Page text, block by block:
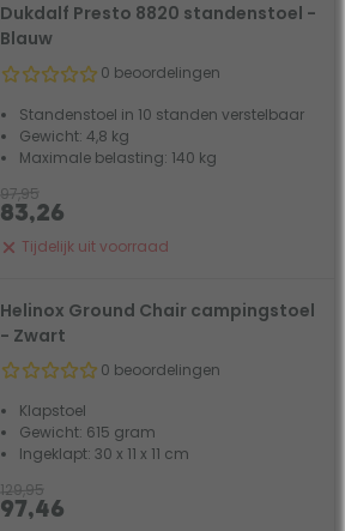
Dukdalf Presto 8820 standenstoel -
Blauw
0 beoordelingen
Standenstoel in 10 standen verstelbaar
Gewicht: 4,8 kg
Maximale belasting: 140 kg
Tijdelijk uit voorraad
97,95
83,26
Helinox Ground Chair campingstoel
- Zwart
0 beoordelingen
Klapstoel
Gewicht: 615 gram
Ingeklapt: 30 x 11 x 11 cm
129,95
97,46